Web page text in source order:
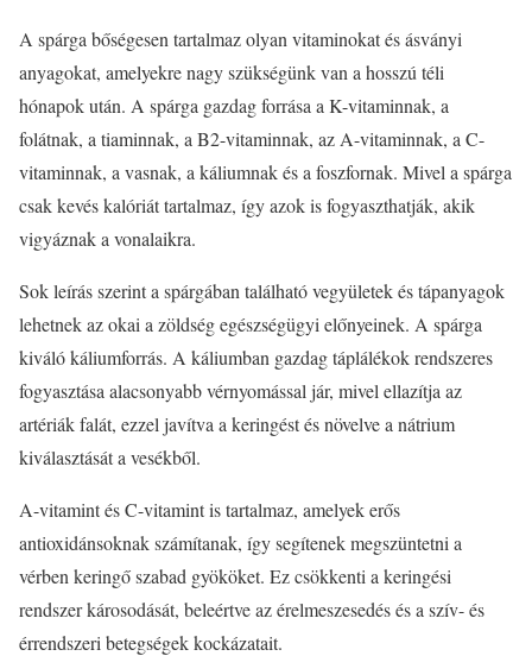
A spárga bőségesen tartalmaz olyan vitaminokat és ásványi
anyagokat, amelyekre nagy szükségünk van a hosszú téli
hónapok után. A spárga gazdag forrása a K-vitaminnak, a
folátnak, a tiaminnak, a B2-vitaminnak, az A-vitaminnak, a C-
vitaminnak, a vasnak, a káliumnak és a foszfornak. Mivel a spárga
csak kevés kalóriát tartalmaz, így azok is fogyaszthatják, akik
vigyáznak a vonalaikra.
Sok leírás szerint a spárgában található vegyületek és tápanyagok
lehetnek az okai a zöldség egészségügyi előnyeinek. A spárga
kiváló káliumforrás. A káliumban gazdag táplálékok rendszeres
fogyasztása alacsonyabb vérnyomással jár, mivel ellazítja az
artériák falát, ezzel javítva a keringést és növelve a nátrium
kiválasztását a vesékből.
A-vitamint és C-vitamint is tartalmaz, amelyek erős
antioxidánsoknak számítanak, így segítenek megszüntetni a
vérben keringő szabad gyököket. Ez csökkenti a keringési
rendszer károsodását, beleértve az érelmeszesedés és a szív- és
érrendszeri betegségek kockázatait.